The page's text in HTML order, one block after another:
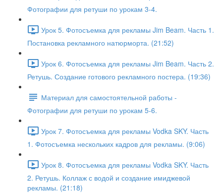
Фотографии для ретуши по урокам 3-4.
Урок 5. Фотосъемка для рекламы Jim Beam. Часть 1.
Постановка рекламного натюрморта. (21:52)
Урок 6. Фотосъемка для рекламы Jim Beam. Часть 2.
Ретушь. Создание готового рекламного постера. (19:36)
Материал для самостоятельной работы -
Фотографии для ретуши по урокам 5-6.
Урок 7. Фотосъемка для рекламы Vodka SKY. Часть
1. Фотосъемка нескольких кадров для рекламы. (9:06)
Урок 8. Фотосъемка для рекламы Vodka SKY. Часть
2. Ретушь. Коллаж с водой и создание имиджевой
рекламы. (21:18)